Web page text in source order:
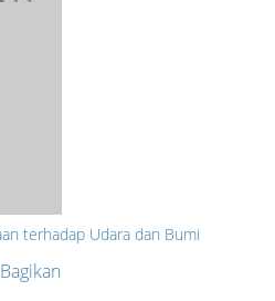
terhadap Udara dan Bumi
Bagikan